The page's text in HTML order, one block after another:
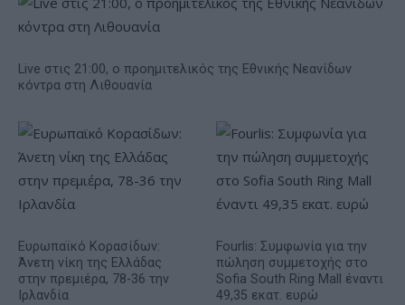
Live στις 21:00, ο προημιτελικός της Εθνικής Νεανίδων
κόντρα στη Λιθουανία
Ευρωπαϊκό Κορασίδων:
Άνετη νίκη της Ελλάδας
στην πρεμιέρα, 78-36 την
Ιρλανδία
Fourlis: Συμφωνία για την
πώληση συμμετοχής στο
Sofia South Ring Mall έναντι
49,35 εκατ. ευρώ